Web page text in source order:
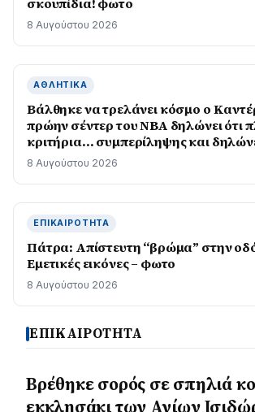
8 Αυγούστου 2026
ΑΘΛΗΤΙΚΆ
Βάλθηκε να τρελάνει κόσμο ο
πρώην σέντερ του NBA δηλώνει ότι
κριτήρια… συμπερίληψης και
να παίξει στο WNBA
8 Αυγούστου 2026
ΕΠΙΚΑΙΡΌΤΗΤΑ
Πάτρα: Απίστευτη “βρώμα” στην
Εμετικές εικόνες – φωτο
8 Αυγούστου 2026
ΕΠΙΚΑΙΡΟΤΗΤΑ
Βρέθηκε σορός σε σπηλιά
εκκλησάκι των Αγίων